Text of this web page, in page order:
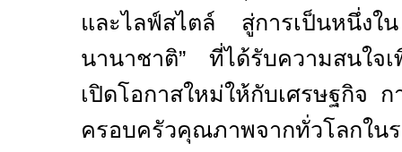
และไลฟ์สไตล์ สู่การเป็นหนึ่งใน
นานาชาติ” ที่ได้รับความสนใจ
เปิดโอกาสใหม่ให้กับเศรษฐกิจ
ครอบครัวคุณภาพจากทั่วโลกใน